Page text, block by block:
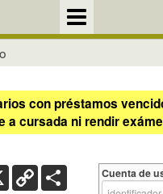
con préstamos
a cursada ni rendir
X Copy
Link
Cuenta de